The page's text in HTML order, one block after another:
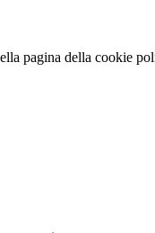
pagina della cookie